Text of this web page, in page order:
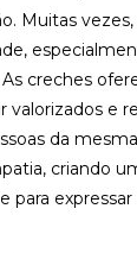
Muitas
creches
valorizados e
da
criando
para expressar